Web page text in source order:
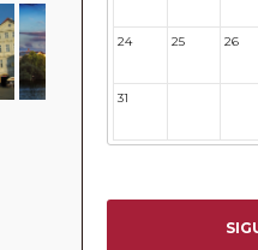
24 25 26
31